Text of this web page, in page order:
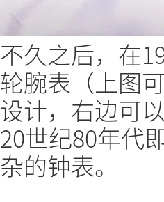
不久之后，在
轮腕表（上图
设计，右边可
20世纪80年代
杂的钟表。